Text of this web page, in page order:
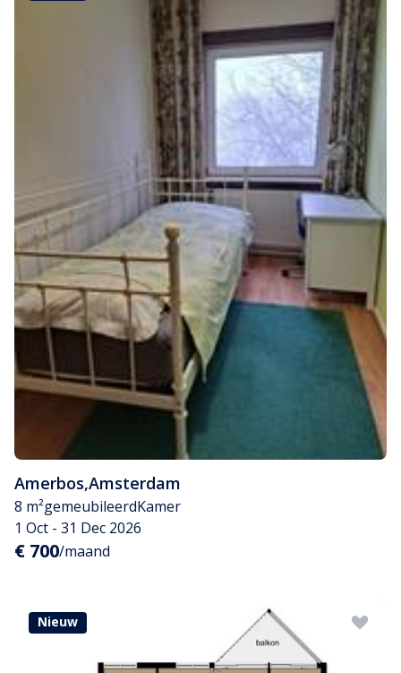
Amerbos,Amsterdam
8 m²gemeubileerdKamer
1 Oct - 31 Dec 2026
€ 700/maand
Nieuw